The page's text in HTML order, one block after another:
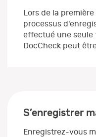
Lors de la
processus
effectué une seule
DocCheck peut
S’enregistrer
Enregistrez-vous